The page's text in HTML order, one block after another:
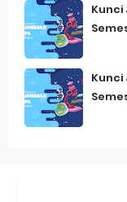
Kunci
Kunci